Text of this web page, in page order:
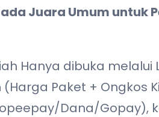
Juara Umum untuk
Hanya dibuka melalui
Paket + Ongkos
Dana/Gopay),